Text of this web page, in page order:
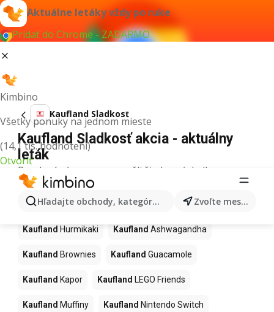
Aktuálne letáky vždy po ruke
Pridať do Chrome - ZADARMO
Kimbino
Všetky ponuky na jednom mieste
(14,1 tis. hodnotení)
Otvoriť
Hľadajte obchody, kategórie, produkty... Zvoľte mesto
Kaufland Sladkosť
Kaufland Sladkosť akcia - aktuálny
leták
Pre daný výraz sme nenašli žiadne výsledky.
Ďalšie produkty v obchodoch
Kaufland
Kaufland Hurmikaki Kaufland Ashwagandha
Kaufland Brownies Kaufland Guacamole
Kaufland Kapor Kaufland LEGO Friends
Kaufland Muffiny Kaufland Nintendo Switch